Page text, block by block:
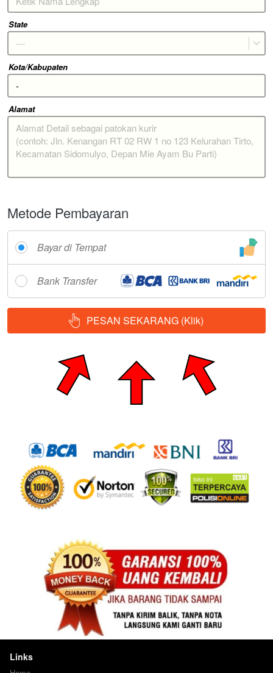
State
—
Kota/Kabupaten
Alamat
Metode Pembayaran
Bayar di Tempat
Bank Transfer
` PESAN SEKARANG (Klik)
Links